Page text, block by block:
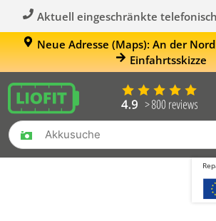
Aktuell eingeschränkte
Neue Adresse (Maps): An der
Einfahrtsskizze